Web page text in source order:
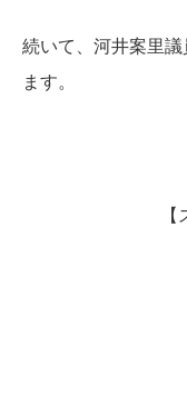
続いて、河井案里
ます。